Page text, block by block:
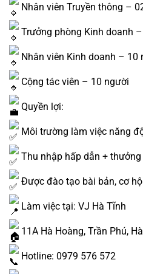
Nhân viên Truyền thông –
Trưởng phòng Kinh doanh
Nhân viên Kinh doanh – 10
Cộng tác viên – 10 người
Quyền lợi:
Môi trường làm việc năng
Thu nhập hấp dẫn +
Được đào tạo bài bản, cơ
Làm việc tại: VJ Hà Tĩnh
11A Hà Hoàng, Trần Phú,
Hotline: 0979 576 572